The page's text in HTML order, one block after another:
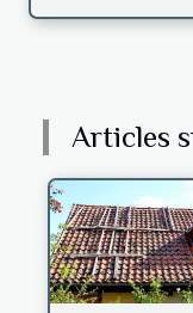
Articles